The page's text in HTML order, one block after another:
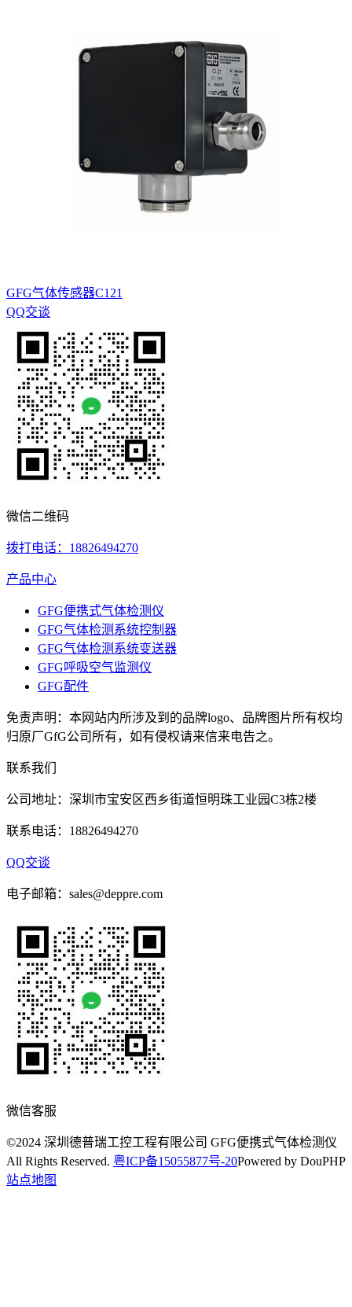
GFG气体传感器C121
QQ交谈
微信二维码
拨打电话：18826494270
产品中心
GFG便携式气体检测仪
GFG气体检测系统控制器
GFG气体检测系统变送器
GFG呼吸空气监测仪
GFG配件
免责声明：本网站内所涉及到的品牌logo、品牌图片所有权均
归原厂GfG公司所有，如有侵权请来信来电告之。
联系我们
公司地址：深圳市宝安区西乡街道恒明珠工业园C3栋2楼
联系电话：18826494270
QQ交谈
电子邮箱：sales@deppre.com
微信客服
©2024 深圳德普瑞工控工程有限公司 GFG便携式气体检测仪
All Rights Reserved. 粤ICP备15055877号-20Powered by DouPHP
站点地图